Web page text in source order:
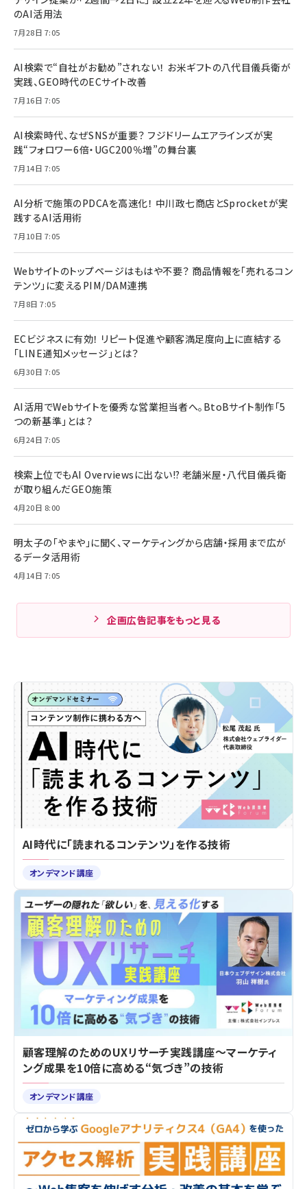
のAI活用法
7月28日 7:05
AI検索で“自社がお勧め”されない！ お米ギフトの八代目儀兵衛が
実践、GEO時代のECサイト改善
7月16日 7:05
AI検索時代、なぜSNSが重要？ フジドリームエアラインズが実
践“フォロワー6倍・UGC200％増”の舞台裏
7月14日 7:05
AI分析で施策のPDCAを高速化！ 中川政七商店とSprocketが実
践するAI活用術
7月10日 7:05
Webサイトのトップページはもはや不要？ 商品情報を「売れるコン
テンツ」に変えるPIM/DAM連携
7月8日 7:05
ECビジネスに有効！ リピート促進や顧客満足度向上に直結する
「LINE通知メッセージ」とは？
6月30日 7:05
AI活用でWebサイトを優秀な営業担当者へ。BtoBサイト制作「5
つの新基準」とは？
6月24日 7:05
検索上位でもAI Overviewsに出ない!? 老舗米屋・八代目儀兵衛
が取り組んだGEO施策
4月20日 8:00
明太子の「やまや」に聞く、マーケティングから店舗・採用まで広が
るデータ活用術
4月14日 7:05
企画広告記事をもっと見る
AI時代に「読まれるコンテンツ」を作る技術
オンデマンド講座
顧客理解のためのUXリサーチ実践講座～マーケティ
ング成果を10倍に高める“気づき”の技術
オンデマンド講座